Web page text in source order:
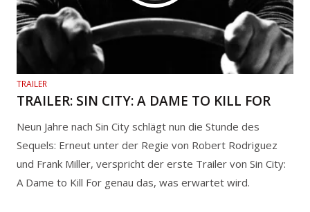
TRAILER
TRAILER: SIN CITY: A DAME TO KILL FOR
Neun Jahre nach Sin City schlägt nun die Stunde des
Sequels: Erneut unter der Regie von Robert Rodriguez
und Frank Miller, verspricht der erste Trailer von Sin City:
A Dame to Kill For genau das, was erwartet wird.